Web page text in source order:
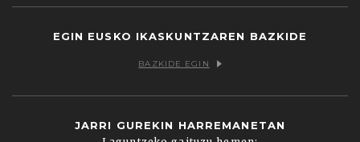
EGIN EUSKO IKASKUNTZAREN BAZKIDE
BAZKIDE EGIN
JARRI GUREKIN HARREMANETAN